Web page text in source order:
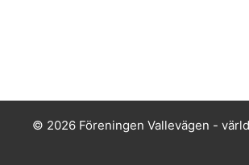
© 2026 Föreningen Vallevägen -